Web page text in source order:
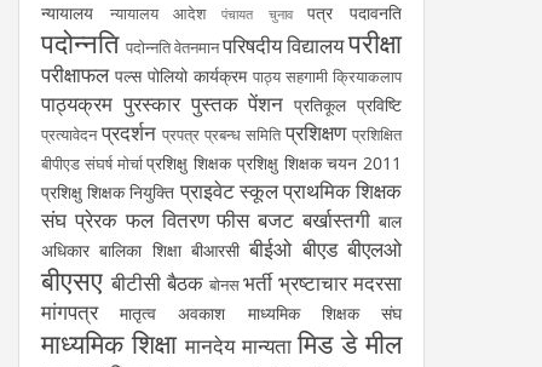
न्यायालय न्यायालय आदेश पंचायत चुनाव पत्र पदावनति
पदोन्नति पदोन्नति वेतनमानपरिषदीय विद्यालयपरीक्षा
परीक्षाफल पल्स पोलियो कार्यक्रम पाठ्य सहगामी क्रियाकलाप
पाठ्यक्रम पुरस्कार पुस्तक पेंशन प्रतिकूल प्रविष्टि
प्रत्यावेदन प्रदर्शन प्रपत्र प्रबन्ध समिति प्रशिक्षण प्रशिक्षित
बीपीएड संघर्ष मोर्चा प्रशिक्षु शिक्षक प्रशिक्षु शिक्षक चयन 2011
प्रशिक्षु शिक्षक नियुक्ति प्राइवेट स्कूलप्राथमिक शिक्षक
संघ प्रेरक फल वितरण फीस बजट बर्खास्तगी बाल
अधिकार बालिका शिक्षा बीआरसी बीईओ बीएड बीएलओ
बीएसए बीटीसी बैठक बोनस भर्ती भ्रष्टाचार मदरसा
मांगपत्र
मातृत्व अवकाश माध्यमिक शिक्षक संघ
माध्यमिक शिक्षा मानदेय मान्यता मिड डे मील